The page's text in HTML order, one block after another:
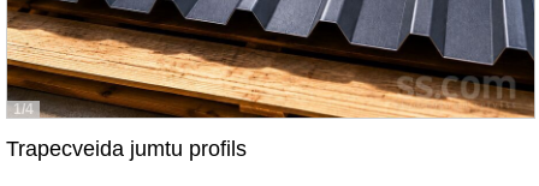
1/4
Trapecveida jumtu profils